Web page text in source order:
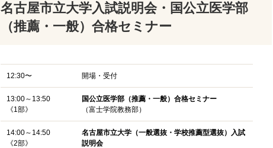
名古屋市立大学入試説明会・国公立医学部
（推薦・一般）合格セミナー
12:30〜 開場・受付
13:00～13:50
《1部》
国公立医学部（推薦・一般）合格セミナー
（富士学院教務部）
14:00～14:50
《2部》
名古屋市立大学（一般選抜・学校推薦型選抜）入試
説明会